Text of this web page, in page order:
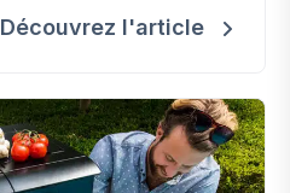
Découvrez l'article